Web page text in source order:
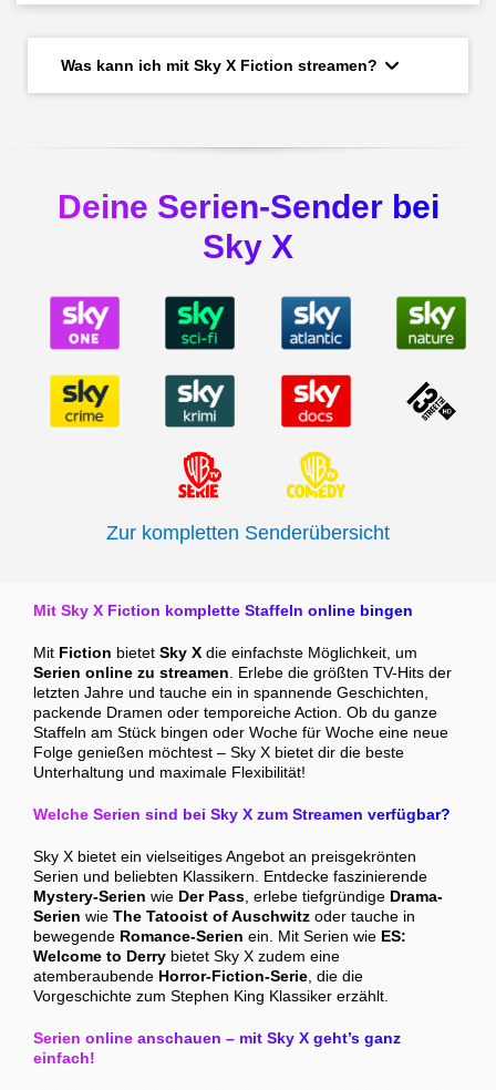
Was kann ich mit Sky X Fiction streamen?
Deine Serien-Sender bei
Sky X
Zur kompletten Senderübersicht
Mit Sky X Fiction komplette Staffeln online bingen
Mit Fiction bietet Sky X die einfachste Möglichkeit, um
Serien online zu streamen. Erlebe die größten TV-Hits der
letzten Jahre und tauche ein in spannende Geschichten,
packende Dramen oder temporeiche Action. Ob du ganze
Staffeln am Stück bingen oder Woche für Woche eine neue
Folge genießen möchtest – Sky X bietet dir die beste
Unterhaltung und maximale Flexibilität!
Welche Serien sind bei Sky X zum Streamen verfügbar?
Sky X bietet ein vielseitiges Angebot an preisgekrönten
Serien und beliebten Klassikern. Entdecke faszinierende
Mystery-Serien wie Der Pass, erlebe tiefgründige Drama-
Serien wie The Tatooist of Auschwitz oder tauche in
bewegende Romance-Serien ein. Mit Serien wie ES:
Welcome to Derry bietet Sky X zudem eine
atemberaubende Horror-Fiction-Serie, die die
Vorgeschichte zum Stephen King Klassiker erzählt.
Serien online anschauen – mit Sky X geht’s ganz
einfach!